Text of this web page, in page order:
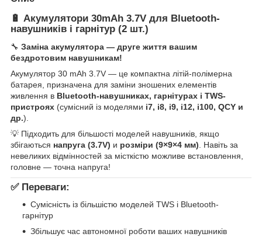
🔋 Акумулятори 30mAh 3.7V для Bluetooth-
навушників і гарнітур (2 шт.)
🔧 Заміна акумулятора — друге життя вашим
бездротовим навушникам!
Акумулятор 30 mAh 3.7V — це компактна літій-полімерна
батарея, призначена для заміни зношених елементів
живлення в Bluetooth-навушниках, гарнітурах і TWS-
пристроях (сумісний із моделями i7, i8, i9, i12, i100, QCY и
др.).
💡 Підходить для більшості моделей навушників, якщо
збігаються напруга (3.7V) и розміри (9×9×4 мм) . Навіть за
невеликих відмінностей за місткістю можливе встановлення,
головне — точна напруга!
✅ Переваги:
Сумісність із більшістю моделей TWS і Bluetooth-
гарнітур
Збільшує час автономної роботи ваших навушників